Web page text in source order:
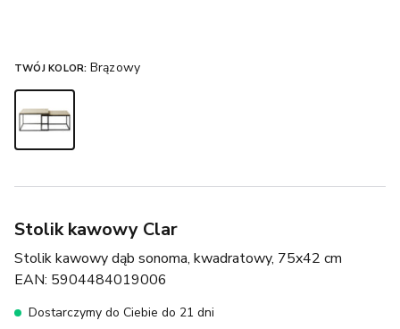
Stolik kawowy Clar
Stolik kawowy dąb sonoma, kwadratowy, 75x42 cm
EAN: 5904484019006
Dostarczymy do Ciebie do 21 dni
TWÓJ KOLOR: Brązowy